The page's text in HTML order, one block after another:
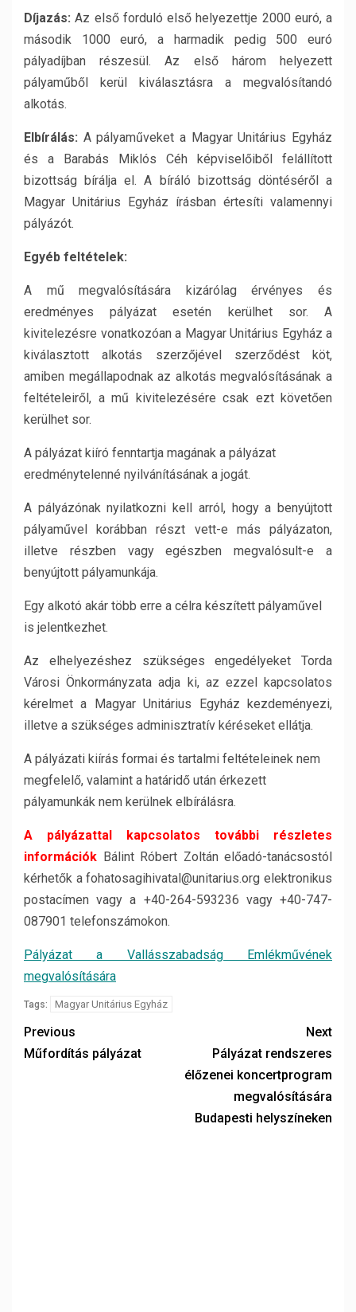
Díjazás:Az első forduló első helyezettje 2000 euró, a
második 1000 euró, a harmadik pedig 500 euró
pályadíjban részesül. Az első három helyezett
pályaműből kerül kiválasztásra a megvalósítandó
alkotás.
Elbírálás: A pályaműveket a Magyar Unitárius Egyház
és a Barabás Miklós Céh képviselőiből felállított
bizottság bírálja el. A bíráló bizottság döntéséről a
Magyar Unitárius Egyház írásban értesíti valamennyi
pályázót.
Egyéb feltételek:
A mű megvalósítására kizárólag érvényes és
eredményes pályázat esetén kerülhet sor. A
kivitelezésre vonatkozóan a Magyar Unitárius Egyház a
kiválasztott alkotás szerzőjével szerződést köt,
amiben megállapodnak az alkotás megvalósításának a
feltételeiről, a mű kivitelezésére csak ezt követően
kerülhet sor.
A pályázat kiíró fenntartja magának a pályázat
eredménytelenné nyilvánításának a jogát.
A pályázónak nyilatkozni kell arról, hogy a benyújtott
pályaművel korábban részt vett-e más pályázaton,
illetve részben vagy egészben megvalósult-e a
benyújtott pályamunkája.
Egy alkotó akár több erre a célra készített pályaművel
is jelentkezhet.
Az elhelyezéshez szükséges engedélyeket Torda
Városi Önkormányzata adja ki, az ezzel kapcsolatos
kérelmet a Magyar Unitárius Egyház kezdeményezi,
illetve a szükséges adminisztratív kéréseket ellátja.
A pályázati kiírás formai és tartalmi feltételeinek nem
megfelelő, valamint a határidő után érkezett
pályamunkák nem kerülnek elbírálásra.
A pályázattal kapcsolatos további részletes
információk Bálint Róbert Zoltán előadó-tanácsostól
kérhetők a fohatosagihivatal@unitarius.org elektronikus
postacímen vagy a +40-264-593236 vagy +40-747-
087901 telefonszámokon.
Pályázat a Vallásszabadság Emlékművének
megvalósítására
Tags: Magyar Unitárius Egyház
Previous
Műfordítás pályázat
Next
Pályázat rendszeres
élőzenei koncertprogram
megvalósítására
Budapesti helyszíneken